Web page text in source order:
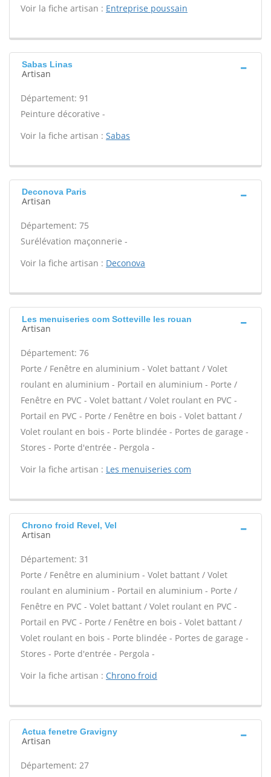
Voir la fiche artisan : Entreprise poussain
Sabas Linas
Artisan
Département: 91
Peinture décorative -
Voir la fiche artisan : Sabas
Deconova Paris
Artisan
Département: 75
Surélévation maçonnerie -
Voir la fiche artisan : Deconova
Les menuiseries com Sotteville les rouan
Artisan
Département: 76
Porte / Fenêtre en aluminium - Volet battant / Volet
roulant en aluminium - Portail en aluminium - Porte /
Fenêtre en PVC - Volet battant / Volet roulant en PVC -
Portail en PVC - Porte / Fenêtre en bois - Volet battant /
Volet roulant en bois - Porte blindée - Portes de garage -
Stores - Porte d'entrée - Pergola -
Voir la fiche artisan : Les menuiseries com
Chrono froid Revel, Vel
Artisan
Département: 31
Porte / Fenêtre en aluminium - Volet battant / Volet
roulant en aluminium - Portail en aluminium - Porte /
Fenêtre en PVC - Volet battant / Volet roulant en PVC -
Portail en PVC - Porte / Fenêtre en bois - Volet battant /
Volet roulant en bois - Porte blindée - Portes de garage -
Stores - Porte d'entrée - Pergola -
Voir la fiche artisan : Chrono froid
Actua fenetre Gravigny
Artisan
Département: 27